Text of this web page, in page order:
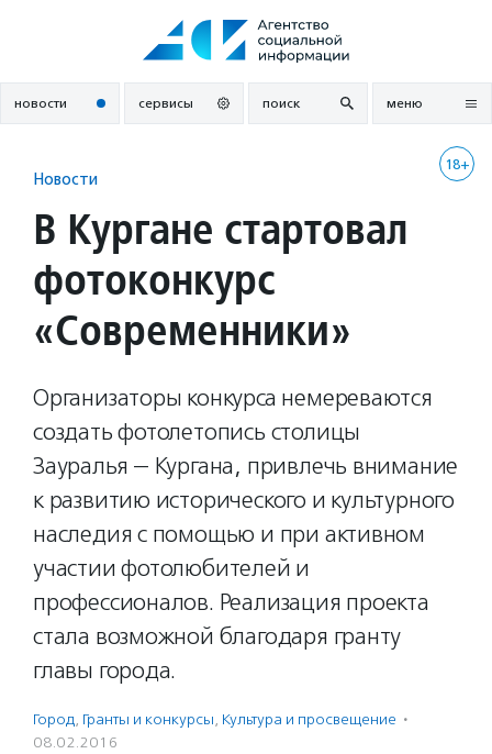
новости сервисы поиск меню
18+
Новости
В Кургане стартовал
фотоконкурс
«Современники»
Организаторы конкурса немереваются
создать фотолетопись столицы
Зауралья — Кургана, привлечь внимание
к развитию исторического и культурного
наследия с помощью и при активном
участии фотолюбителей и
профессионалов. Реализация проекта
стала возможной благодаря гранту
главы города.
Город, Гранты и конкурсы, Культура и просвещение ·
08.02.2016